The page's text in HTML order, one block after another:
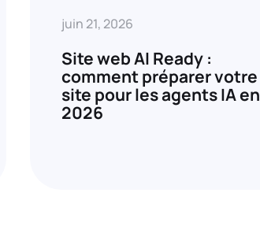
juin 21, 2026
Site web AI Ready :
comment préparer votre
site pour les agents IA en
2026